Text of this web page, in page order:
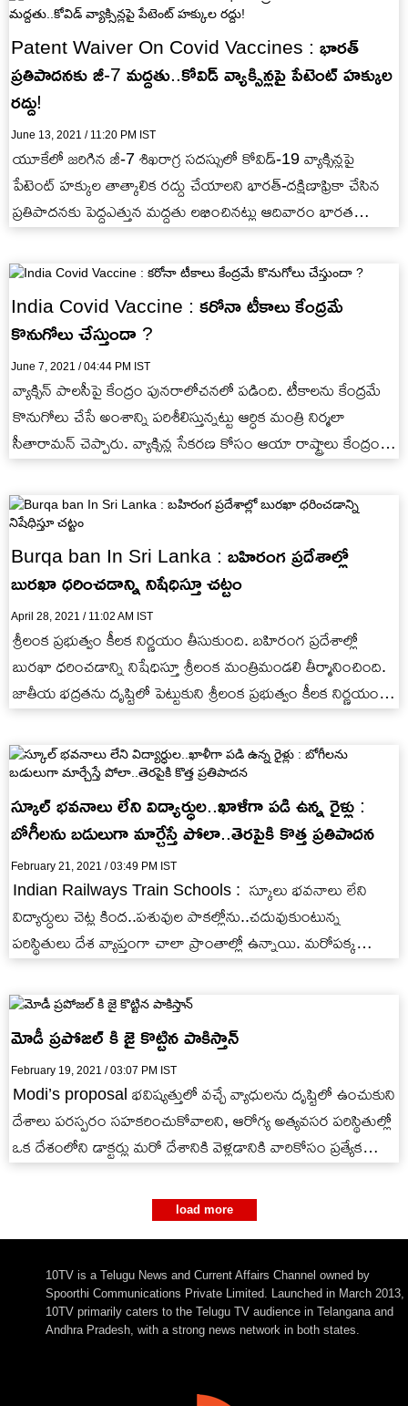
Patent Waiver On Covid Vaccines : భారత్
ప్రతిపాదనకు జీ-7 మద్దతు..కోవిడ్ వ్యాక్సిన్లపై పేటెంట్​ హక్కుల
రద్దు!
June 13, 2021 / 11:20 PM IST
యూకేలో జరిగిన జీ-7 శిఖరాగ్ర సదస్సులో కోవిడ్-19 వ్యాక్సిన్లపై
పేటెంట్​ హక్కుల తాత్కాలిక రద్దు చేయాలని భారత్-దక్షిణాఫ్రికా​ చేసిన
ప్రతిపాదనకు పెద్దఎత్తున మద్దతు లభించినట్లు ఆదివారం భారత
India Covid Vaccine : కరోనా టీకాలు కేంద్రమే
కొనుగోలు చేస్తుందా ?
June 7, 2021 / 04:44 PM IST
వ్యాక్సిన్‌ పాలసీపై కేంద్రం పునరాలోచనలో పడింది. టీకాలను కేంద్రమే
కొనుగోలు చేసే అంశాన్ని పరిశీలిస్తున్నట్టు ఆర్ధిక మంత్రి నిర్మలా
సీతారామన్ చెప్పారు. వ్యాక్సిన్ల సేకరణ కోసం ఆయా రాష్ట్రాలు కేంద్రంపై
Burqa ban In Sri Lanka : బహిరంగ ప్రదేశాల్లో
బురఖా ధరించడాన్ని నిషేధిస్తూ చట్టం
April 28, 2021 / 11:02 AM IST
శ్రీలంక ప్రభుత్వం కీలక నిర్ణయం తీసుకుంది. బహిరంగ ప్రదేశాల్లో
బురఖా ధరించడాన్ని నిషేధిస్తూ శ్రీలంక మంత్రిమండలి తీర్మానించింది.
జాతీయ భద్రతను దృష్టిలో పెట్టుకుని శ్రీలంక ప్రభుత్వం కీలక నిర్ణయం
స్కూల్ భవనాలు లేని విద్యార్ధుల..ఖాళీగా పడి ఉన్న రైళ్లు :
బోగీలను బడులుగా మార్చేస్తే పోలా..తెరపైకి కొత్త ప్రతిపాదన
February 21, 2021 / 03:49 PM IST
Indian Railways Train Schools : స్కూలు భవనాలు లేని
విద్యార్ధులు చెట్ల కింద..పశువుల పాకల్లోను..చదువుకుంటున్న
పరిస్థితులు దేశ వ్యాప్తంగా చాలా ప్రాంతాల్లో ఉన్నాయి. మరోపక్క
మోడీ ప్రపోజల్ కి జై కొట్టిన పాకిస్తాన్
February 19, 2021 / 03:07 PM IST
Modi’s proposal భవిష్యత్తులో వచ్చే వ్యాధులను దృష్టిలో ఉంచుకుని
దేశాలు పరస్పరం సహకరించుకోవాలని, ఆరోగ్య అత్యవసర పరిస్థితుల్లో
ఒక దేశంలోని డాక్టర్లు మరో దేశానికి వెళ్లడానికి వారికోసం ప్రత్యేక
load more
10TV is a Telugu News and Current Affairs Channel owned by
Spoorthi Communications Private Limited. Launched in March 2013,
10TV primarily caters to the Telugu TV audience in Telangana and
Andhra Pradesh, with a strong news network in both states.